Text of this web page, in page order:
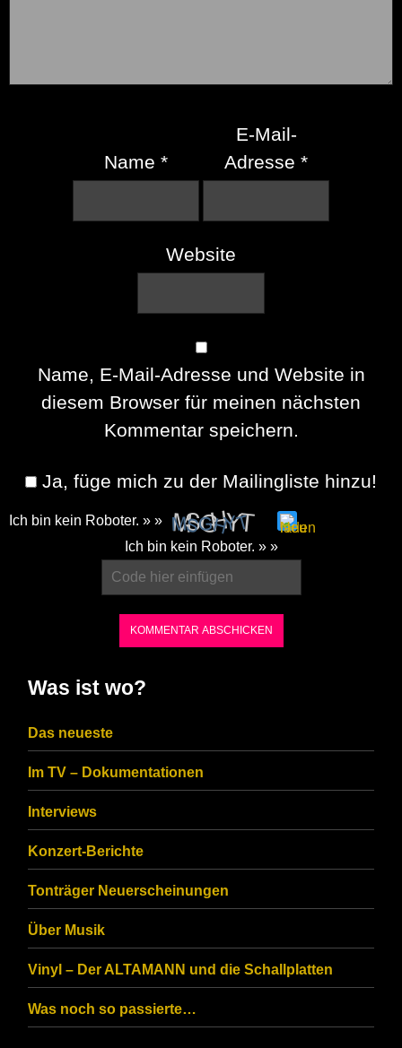
Name *
E-Mail-
Adresse*
Website
Name, E-Mail-Adresse und Website in
diesem Browser für meinen nächsten
Kommentar speichern.
Ja, füge mich zu der Mailingliste hinzu!
Ich bin kein Roboter. » »
CAPTCHA
ensure
that
you
are
human.
Ich bin kein Roboter. » »
Was ist wo?
Das neueste
Im TV – Dokumentationen
Interviews
Konzert-Berichte
Tonträger Neuerscheinungen
Über Musik
Vinyl – Der ALTAMANN und die Schallplatten
Was noch so passierte…